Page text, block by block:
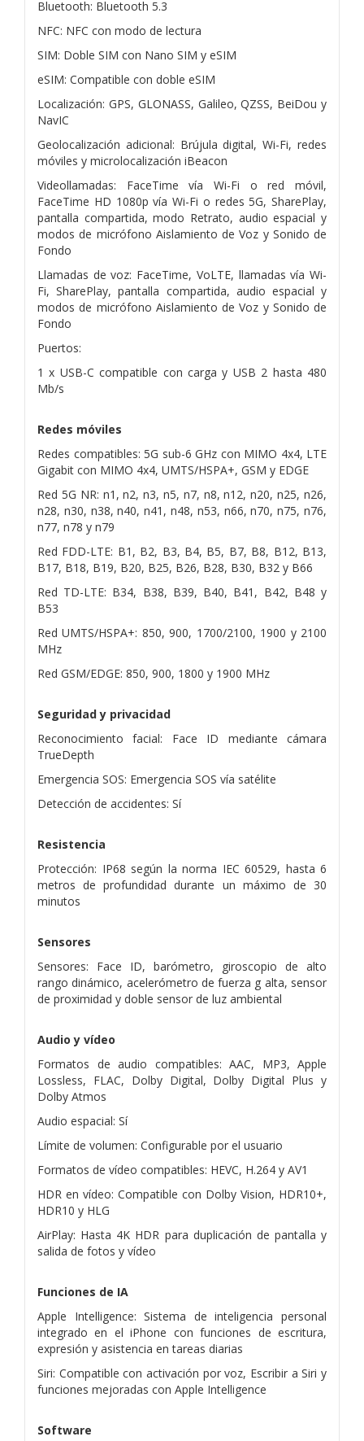
Bluetooth: Bluetooth 5.3
NFC: NFC con modo de lectura
SIM: Doble SIM con Nano SIM y eSIM
eSIM: Compatible con doble eSIM
Localización: GPS, GLONASS, Galileo, QZSS, BeiDou y
NavIC
Geolocalización adicional: Brújula digital, Wi-Fi, redes
móviles y microlocalización iBeacon
Videollamadas: FaceTime vía Wi-Fi o red móvil,
FaceTime HD 1080p vía Wi-Fi o redes 5G, SharePlay,
pantalla compartida, modo Retrato, audio espacial y
modos de micrófono Aislamiento de Voz y Sonido de
Fondo
Llamadas de voz: FaceTime, VoLTE, llamadas vía Wi-
Fi, SharePlay, pantalla compartida, audio espacial y
modos de micrófono Aislamiento de Voz y Sonido de
Fondo
Puertos:
1 x USB-C compatible con carga y USB 2 hasta 480
Mb/s
Redes móviles
Redes compatibles: 5G sub-6 GHz con MIMO 4x4, LTE
Gigabit con MIMO 4x4, UMTS/HSPA+, GSM y EDGE
Red 5G NR: n1, n2, n3, n5, n7, n8, n12, n20, n25, n26,
n28, n30, n38, n40, n41, n48, n53, n66, n70, n75, n76,
n77, n78 y n79
Red FDD-LTE: B1, B2, B3, B4, B5, B7, B8, B12, B13,
B17, B18, B19, B20, B25, B26, B28, B30, B32 y B66
Red TD-LTE: B34, B38, B39, B40, B41, B42, B48 y
B53
Red UMTS/HSPA+: 850, 900, 1700/2100, 1900 y 2100
MHz
Red GSM/EDGE: 850, 900, 1800 y 1900 MHz
Seguridad y privacidad
Reconocimiento facial: Face ID mediante cámara
TrueDepth
Emergencia SOS: Emergencia SOS vía satélite
Detección de accidentes: Sí
Resistencia
Protección: IP68 según la norma IEC 60529, hasta 6
metros de profundidad durante un máximo de 30
minutos
Sensores
Sensores: Face ID, barómetro, giroscopio de alto
rango dinámico, acelerómetro de fuerza g alta, sensor
de proximidad y doble sensor de luz ambiental
Audio y vídeo
Formatos de audio compatibles: AAC, MP3, Apple
Lossless, FLAC, Dolby Digital, Dolby Digital Plus y
Dolby Atmos
Audio espacial: Sí
Límite de volumen: Configurable por el usuario
Formatos de vídeo compatibles: HEVC, H.264 y AV1
HDR en vídeo: Compatible con Dolby Vision, HDR10+,
HDR10 y HLG
AirPlay: Hasta 4K HDR para duplicación de pantalla y
salida de fotos y vídeo
Funciones de IA
Apple Intelligence: Sistema de inteligencia personal
integrado en el iPhone con funciones de escritura,
expresión y asistencia en tareas diarias
Siri: Compatible con activación por voz, Escribir a Siri y
funciones mejoradas con Apple Intelligence
Software